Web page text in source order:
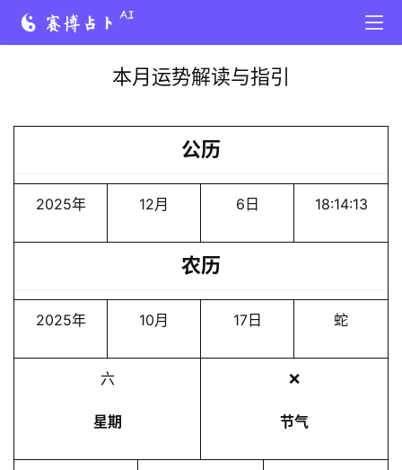
本月运势解读与指引
公历
2025年 12月 6日 18:14:13
农历
2025年 10月 17日 蛇
六
星期
❌
节气